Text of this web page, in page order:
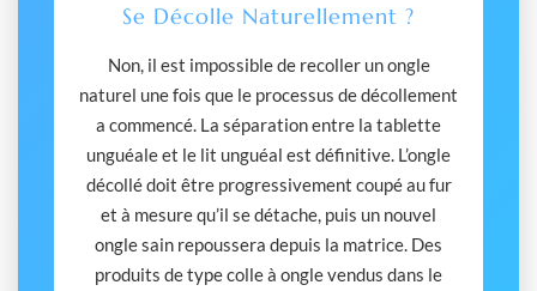
Se Décolle Naturellement ?
Non, il est impossible de recoller un ongle
naturel une fois que le processus de décollement
a commencé. La séparation entre la tablette
unguéale et le lit unguéal est définitive. L’ongle
décollé doit être progressivement coupé au fur
et à mesure qu’il se détache, puis un nouvel
ongle sain repoussera depuis la matrice. Des
produits de type colle à ongle vendus dans le